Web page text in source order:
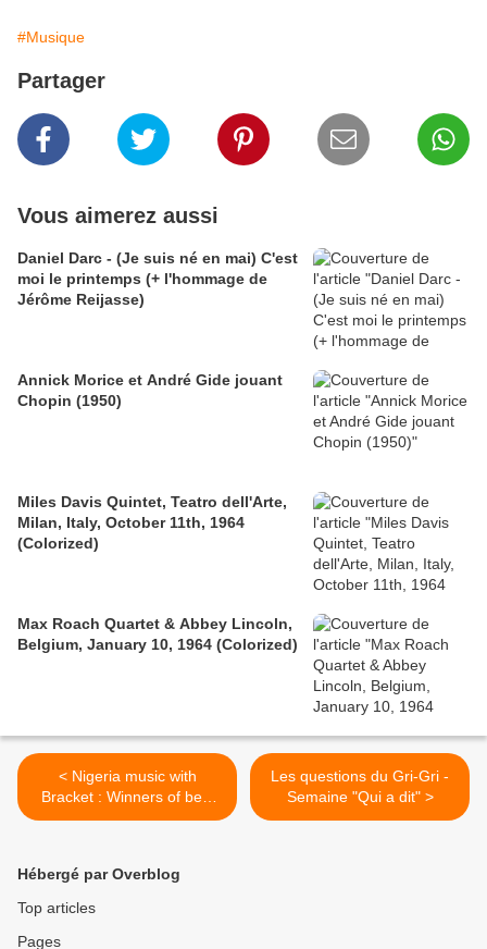
#Musique
Partager
Vous aimerez aussi
Daniel Darc - (Je suis né en mai) C'est
moi le printemps (+ l'hommage de
Jérôme Reijasse)
Annick Morice et André Gide jouant
Chopin (1950)
Miles Davis Quintet, Teatro dell'Arte,
Milan, Italy, October 11th, 1964
(Colorized)
Max Roach Quartet & Abbey Lincoln,
Belgium, January 10, 1964 (Colorized)
< Nigeria music with
Bracket : Winners of best
song (Yori Yori) in Africa in
Les questions du Gri-Gri -
Semaine "Qui a dit" >
Hébergé par Overblog
Top articles
Pages